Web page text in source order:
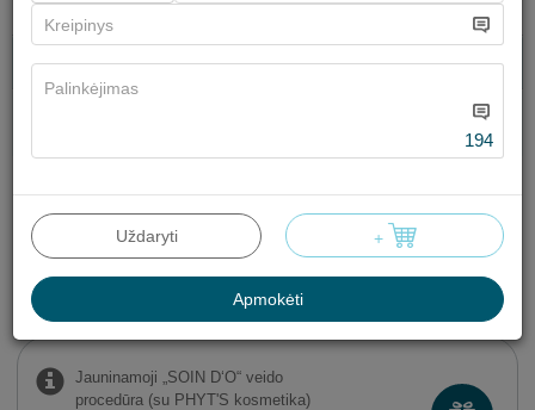
SPA PROCEDŪROS
Valomoji „AROMACLEAR“ veido
procedūra (su PHYT'S kosmetika)
60 min. 89.00 €
Jauninamoji „SOIN D‘O“ veido
procedūra (su PHYT'S kosmetika)
194
Uždaryti +
Apmokėti